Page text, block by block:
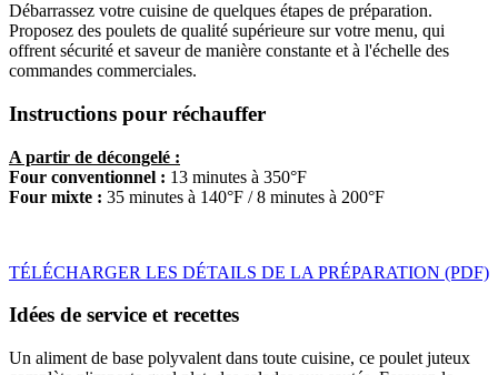
Débarrassez votre cuisine de quelques étapes de préparation.
Proposez des poulets de qualité supérieure sur votre menu, qui
offrent sécurité et saveur de manière constante et à l'échelle des
commandes commerciales.
Instructions pour réchauffer
A partir de décongelé :
Four conventionnel : 13 minutes à 350°F
Four mixte : 35 minutes à 140°F / 8 minutes à 200°F
TÉLÉCHARGER LES DÉTAILS DE LA PRÉPARATION (PDF)
Idées de service et recettes
Un aliment de base polyvalent dans toute cuisine, ce poulet juteux